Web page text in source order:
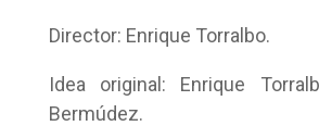
Director: Enrique Torralbo.
Idea original: Enrique
Bermúdez.